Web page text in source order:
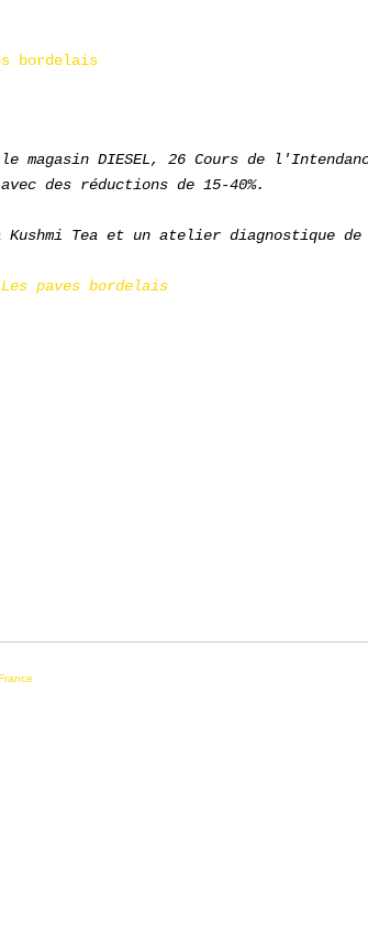
bordelais
magasin DIESEL, 26 Cours de
des réductions de 15-40%.
Kushmi Tea et un atelier diagnostique
Les paves bordelais